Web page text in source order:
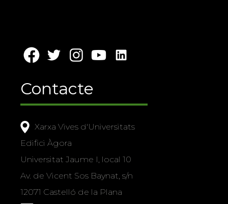
Contacte
Xarxa Vives d'Universitats
Edifici Àgora
Universitat Jaume I, local 10
Av. de Vicent Sos Baynat, s/n
12071 Castelló de la Plana